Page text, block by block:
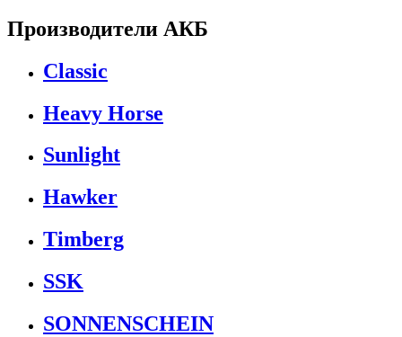
Производители АКБ
Classic
Heavy Horse
Sunlight
Hawker
Timberg
SSK
SONNENSCHEIN